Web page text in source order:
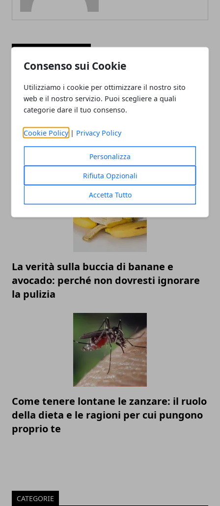
Consenso sui Cookie
Utilizziamo i cookie per ottimizzare il nostro sito
web e il nostro servizio. Puoi scegliere a quali
categorie dare il tuo consenso.
Cookie Policy | Privacy Policy
Personalizza
Rifiuta Opzionali
Accetta Tutto
I migliori lavori da fare da casa nel 2025
La verità sulla buccia di banane e
avocado: perché non dovresti ignorare
la pulizia
Come tenere lontane le zanzare: il ruolo
della dieta e le ragioni per cui pungono
proprio te
CATEGORIE